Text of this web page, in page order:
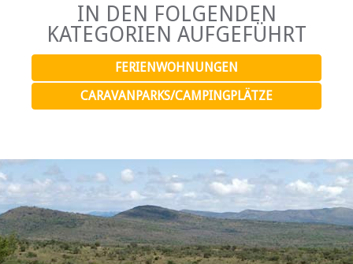
IN DEN FOLGENDEN
KATEGORIEN AUFGEFÜHRT
FERIENWOHNUNGEN
CARAVANPARKS/CAMPINGPLÄTZE